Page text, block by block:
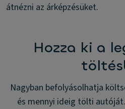
átnézni az árképzésüket.
Hozza ki a
Nagyban befolyásolhatja
és mennyi ideig tölti